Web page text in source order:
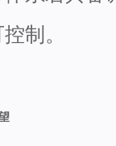
制。